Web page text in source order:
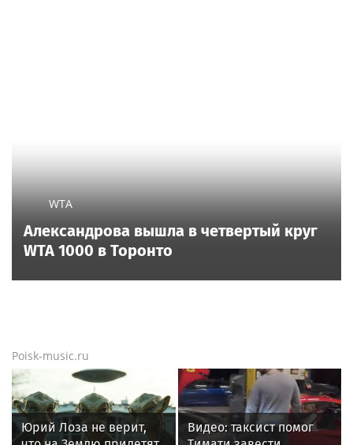
WTA
Александрова вышла в четвертый круг
WTA 1000 в Торонто
Poisk-music.ru
Юрий Лоза не верит,
Видео: таксист помог